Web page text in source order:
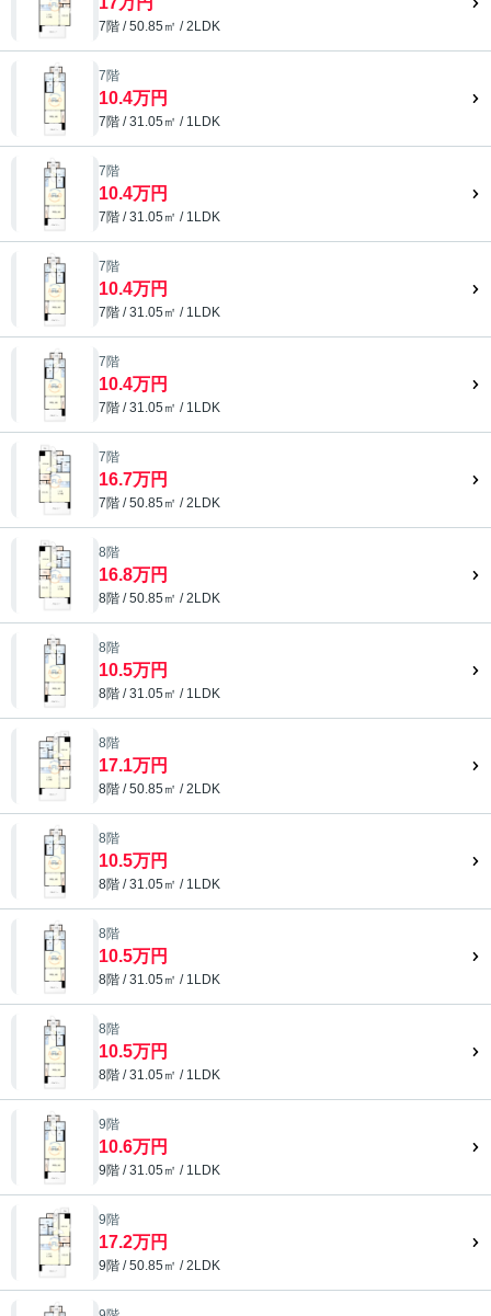
7階 / 50.85㎡ / 2LDK
7階
10.4万円
7階 / 31.05㎡ / 1LDK
7階
10.4万円
7階 / 31.05㎡ / 1LDK
7階
10.4万円
7階 / 31.05㎡ / 1LDK
7階
10.4万円
7階 / 31.05㎡ / 1LDK
7階
16.7万円
7階 / 50.85㎡ / 2LDK
8階
16.8万円
8階 / 50.85㎡ / 2LDK
8階
10.5万円
8階 / 31.05㎡ / 1LDK
8階
17.1万円
8階 / 50.85㎡ / 2LDK
8階
10.5万円
8階 / 31.05㎡ / 1LDK
8階
10.5万円
8階 / 31.05㎡ / 1LDK
8階
10.5万円
8階 / 31.05㎡ / 1LDK
9階
10.6万円
9階 / 31.05㎡ / 1LDK
9階
17.2万円
9階 / 50.85㎡ / 2LDK